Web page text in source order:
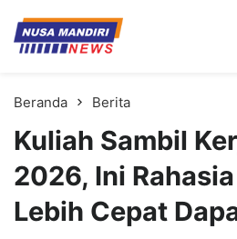
Kampus Digital
Universitas Nusa Mandiri
Beranda Berita
Kuliah Sambil
2026, Ini
Lebih Cepat